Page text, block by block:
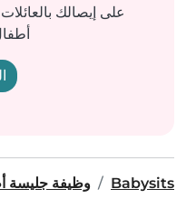
على إيصالك
Babysits وظيفة جليسة